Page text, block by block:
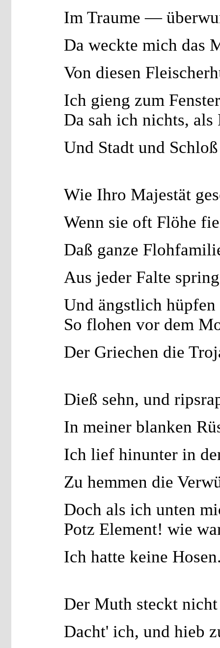
Im Traume —
Da weckte mich das
Von diesen
Ich gieng zum
Da sah ich nichts,
Und Stadt und
Wie Ihro Majestät
Wenn sie oft Flöhe
Daß ganze
Aus jeder Falte
Und ängstlich
So flohen vor dem
Der Griechen die
Dieß sehn, und
In meiner blanken
Ich lief hinunter in
Zu hemmen die
Doch als ich unten
Potz Element! wie
Ich hatte keine
Der Muth steckt
Dacht' ich, und hieb